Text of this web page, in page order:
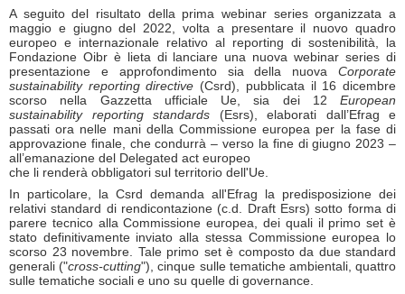
A seguito del risultato della prima webinar series organizzata a
maggio e giugno del 2022, volta a presentare il nuovo quadro
europeo e internazionale relativo al reporting di sostenibilità, la
Fondazione Oibr è lieta di lanciare una nuova webinar series di
presentazione e approfondimento sia della nuova Corporate
sustainability reporting directive (Csrd), pubblicata il 16 dicembre
scorso nella Gazzetta ufficiale Ue, sia dei 12 European
sustainability reporting standards (Esrs), elaborati dall’Efrag e
passati ora nelle mani della Commissione europea per la fase di
approvazione finale, che condurrà – verso la fine di giugno 2023 –
all’emanazione del Delegated act europeo
che li renderà obbligatori sul territorio dell'Ue.
In particolare, la Csrd demanda all'Efrag la predisposizione dei
relativi standard di rendicontazione (c.d. Draft Esrs) sotto forma di
parere tecnico alla Commissione europea, dei quali il primo set è
stato definitivamente inviato alla stessa Commissione europea lo
scorso 23 novembre. Tale primo set è composto da due standard
generali ("cross-cutting"), cinque sulle tematiche ambientali, quattro
sulle tematiche sociali e uno su quelle di governance.